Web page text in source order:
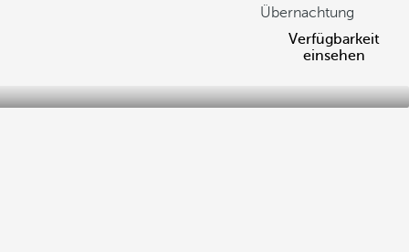
Übernachtung
Verfügbarkeit
einsehen